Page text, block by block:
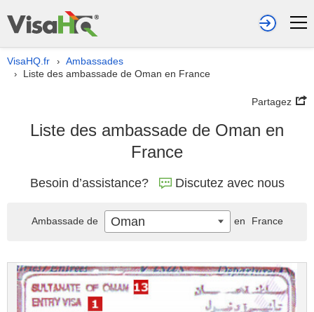
VisaHQ.fr › Ambassades
› Liste des ambassade de Oman en France
Partagez
Liste des ambassade de Oman en
France
Besoin d’assistance? Discutez avec nous
Ambassade de Oman en France